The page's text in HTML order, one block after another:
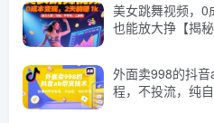
美女跳舞视频，0
也能放大挣【揭秘
外面卖998的抖
程，不投流，纯